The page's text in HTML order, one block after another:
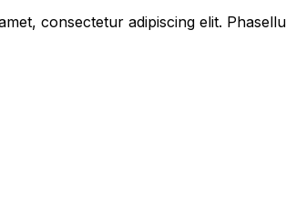
consectetur adipiscing elit.